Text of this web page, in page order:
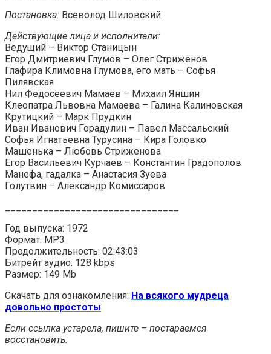
Постановка: Всеволод Шиловский.
Действующие лица и исполнители:
Ведущий – Виктор Станицын
Егор Дмитриевич Глумов – Олег Стриженов
Глафира Климовна Глумова, его мать – Софья
Пилявская
Нил Федосеевич Мамаев – Михаил Яншин
Клеопатра Львовна Мамаева – Галина Калиновская
Крутицкий – Марк Прудкин
Иван Иванович Горадулин – Павел Массальский
Софья Игнатьевна Турусина – Кира Головко
Машенька – Любовь Стриженова
Егор Васильевич Курчаев – Константин Градополов
Манефа, гадалка – Анастасия Зуева
Голутвин – Александр Комиссаров
Год выпуска: 1972
Формат: MP3
Продолжительность: 02:43:03
Битрейт аудио: 128 kbps
Размер: 149 Mb
Скачать для ознакомления: На всякого мудреца
довольно простоты
Если ссылка устарела, пишите – постараемся
восстановить.